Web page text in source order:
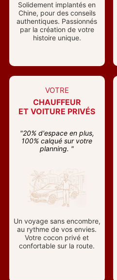
Solidement implantés en
Chine, pour des conseils
authentiques. Passionnés
par la création de votre
histoire unique.
VOTRE
CHAUFFEUR
ET VOITURE PRIVÉS
"20% d'espace en plus,
100% calqué sur votre
planning. "
Un voyage sans encombre,
au rythme de vos envies.
Votre cocon privé et
confortable sur la route.